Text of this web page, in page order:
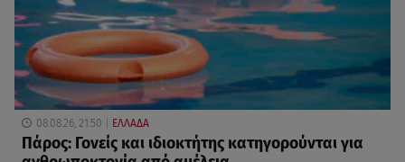
08.08.26, 21:50 ΕΛΛΑΔΑ
Πάρος: Γονείς και ιδιοκτήτης κατηγορούνται για